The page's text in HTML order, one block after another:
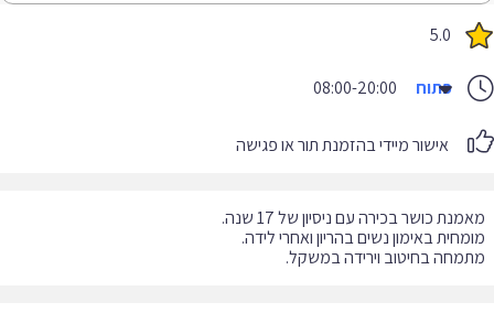
5.0
פתוח 08:00-20:00
אישור מיידי בהזמנת תור או פגישה
בחיטוב וירידה במשקל.